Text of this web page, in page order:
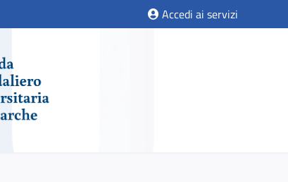
Accedi ai servizi